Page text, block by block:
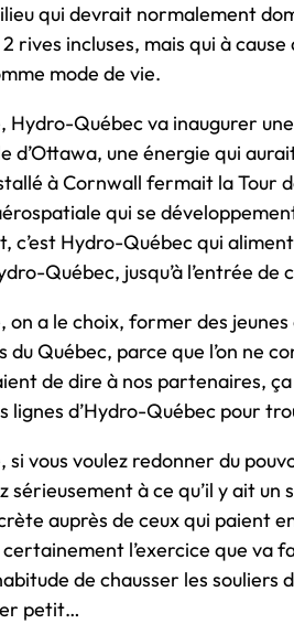
qui devrait normalement
2 rives incluses, mais qui à
mode de vie.
Hydro-Québec va inaugurer
d’Ottawa, une énergie qui
à Cornwall fermait la Tour
qui se
c’est Hydro-Québec qui
Québec, jusqu’à l’entrée de
on a le choix, former des
du Québec, parce que l’on ne
de dire à nos partenaires,
lignes d’Hydro-Québec pour
si vous voulez redonner du
sérieusement à ce qu’il y ait
auprès de ceux qui paient
certainement l’exercice que va
de chausser les souliers
petit…